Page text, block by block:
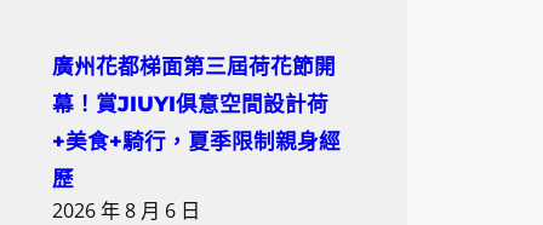
廣州花都梯面第三屆荷花節開
幕！賞JIUYI俱意空間設計荷
+美食+騎行，夏季限制親身經
歷
2026 年 8 月 6 日